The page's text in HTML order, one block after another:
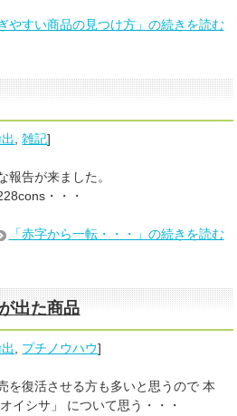
やすい商品の見つけ方」の続きを読む
,雑記]
報告が来ました。
・・・
「赤字から一転・・・」の続きを読む
出た商品
プチノウハウ]
を復活させる方も多いと思うので 本
イシサ」 について思う・・・